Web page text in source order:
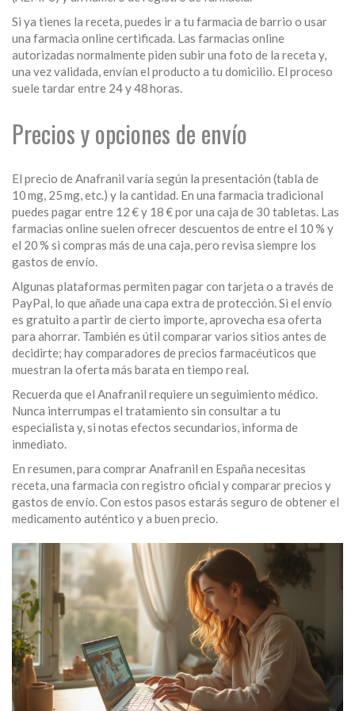
Si ya tienes la receta, puedes ir a tu farmacia de barrio o usar
una farmacia online certificada. Las farmacias online
autorizadas normalmente piden subir una foto de la receta y,
una vez validada, envían el producto a tu domicilio. El proceso
suele tardar entre 24 y 48 horas.
Precios y opciones de envío
El precio de Anafranil varía según la presentación (tabla de
10 mg, 25 mg, etc.) y la cantidad. En una farmacia tradicional
puedes pagar entre 12 € y 18 € por una caja de 30 tabletas. Las
farmacias online suelen ofrecer descuentos de entre el 10 % y
el 20 % si compras más de una caja, pero revisa siempre los
gastos de envío.
Algunas plataformas permiten pagar con tarjeta o a través de
PayPal, lo que añade una capa extra de protección. Si el envío
es gratuito a partir de cierto importe, aprovecha esa oferta
para ahorrar. También es útil comparar varios sitios antes de
decidirte; hay comparadores de precios farmacéuticos que
muestran la oferta más barata en tiempo real.
Recuerda que el Anafranil requiere un seguimiento médico.
Nunca interrumpas el tratamiento sin consultar a tu
especialista y, si notas efectos secundarios, informa de
inmediato.
En resumen, para comprar Anafranil en España necesitas
receta, una farmacia con registro oficial y comparar precios y
gastos de envío. Con estos pasos estarás seguro de obtener el
medicamento auténtico y a buen precio.